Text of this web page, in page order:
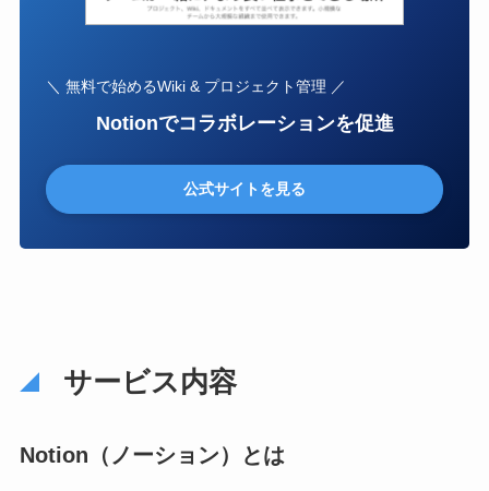
＼ 無料で始めるWiki & プロジェクト管理 ／
Notionでコラボレーションを促進
公式サイトを見る
サービス内容
Notion（ノーション）とは